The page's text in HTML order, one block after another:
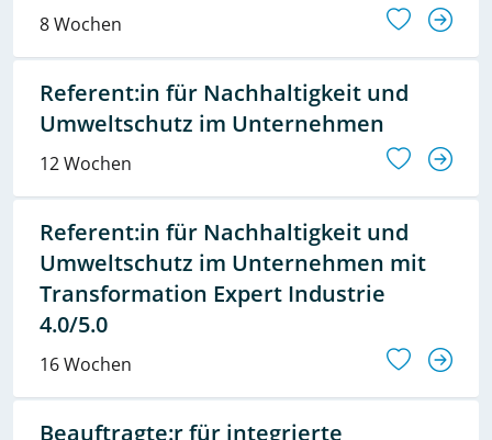
8 Wochen
Referent:in für Nachhaltigkeit und
Umweltschutz im Unternehmen
12 Wochen
Referent:in für Nachhaltigkeit und
Umweltschutz im Unternehmen mit
Transformation Expert Industrie
4.0/5.0
16 Wochen
Beauftragte:r für integrierte